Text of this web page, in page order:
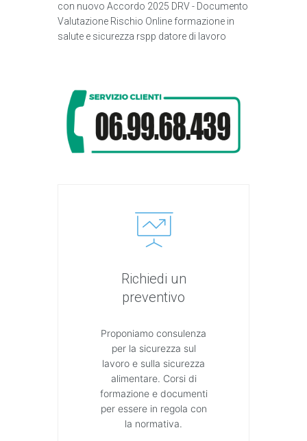
con nuovo Accordo 2025 DRV - Documento
Valutazione Rischio Online formazione in
salute e sicurezza rspp datore di lavoro
Richiedi un
preventivo
Proponiamo consulenza
per la sicurezza sul
lavoro e sulla sicurezza
alimentare. Corsi di
formazione e documenti
per essere in regola con
la normativa.